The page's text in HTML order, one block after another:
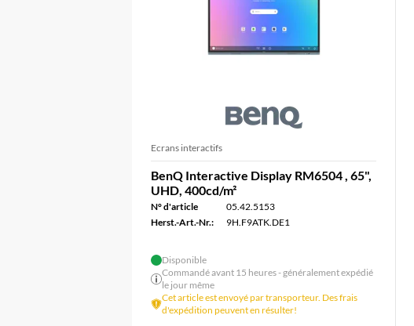
Ecrans interactifs
BenQ Interactive Display RM6504 , 65",
UHD, 400cd/m²
N° d'article
05.42.5153
Herst.-Art.-Nr.:
9H.F9ATK.DE1
Disponible
Commandé avant 15 heures - généralement expédié
le jour même
Cet article est envoyé par transporteur. Des frais
d'expédition peuvent en résulter!